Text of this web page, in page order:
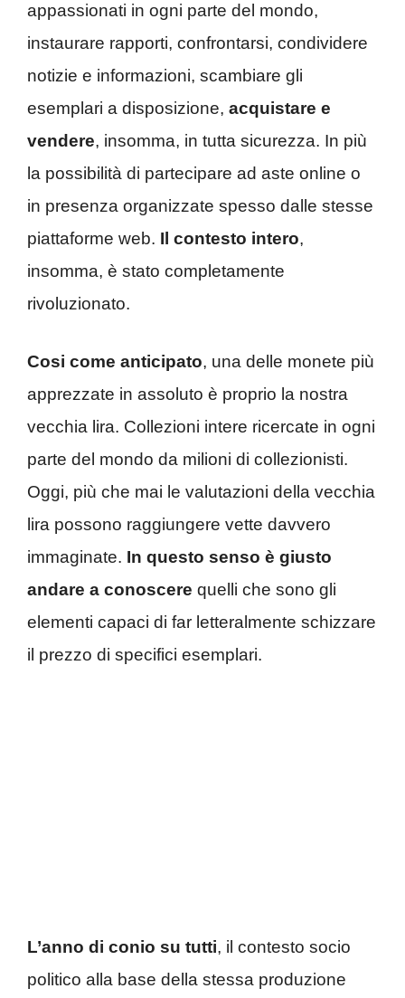
appassionati in ogni parte del mondo,
instaurare rapporti, confrontarsi, condividere
notizie e informazioni, scambiare gli
esemplari a disposizione, acquistare e
vendere, insomma, in tutta sicurezza. In più
la possibilità di partecipare ad aste online o
in presenza organizzate spesso dalle stesse
piattaforme web. Il contesto intero,
insomma, è stato completamente
rivoluzionato.
Cosi come anticipato, una delle monete più
apprezzate in assoluto è proprio la nostra
vecchia lira. Collezioni intere ricercate in ogni
parte del mondo da milioni di collezionisti.
Oggi, più che mai le valutazioni della vecchia
lira possono raggiungere vette davvero
immaginate. In questo senso è giusto
andare a conoscere quelli che sono gli
elementi capaci di far letteralmente schizzare
il prezzo di specifici esemplari.
L’anno di conio su tutti, il contesto socio
politico alla base della stessa produzione